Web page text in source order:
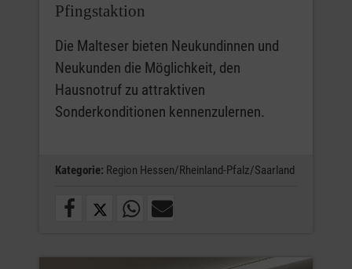
Pfingstaktion
Die Malteser bieten Neukundinnen und
Neukunden die Möglichkeit, den
Hausnotruf zu attraktiven
Sonderkonditionen kennenzulernen.
Kategorie: Region Hessen/Rheinland-Pfalz/Saarland